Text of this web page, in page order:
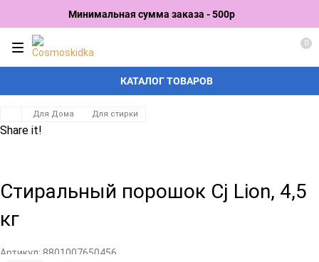
Минимальная сумма заказа - 500р
КАТАЛОГ ТОВАРОВ
0
Для Дома Для стирки
Share it!
Стиральный порошок Cj Lion, 4,5
кг
Артикул: 8801007650456